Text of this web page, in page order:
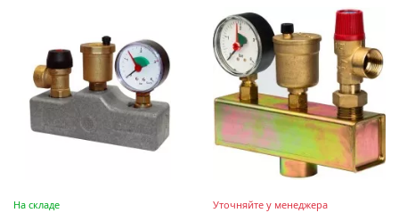
На складе Уточняйте у менеджера